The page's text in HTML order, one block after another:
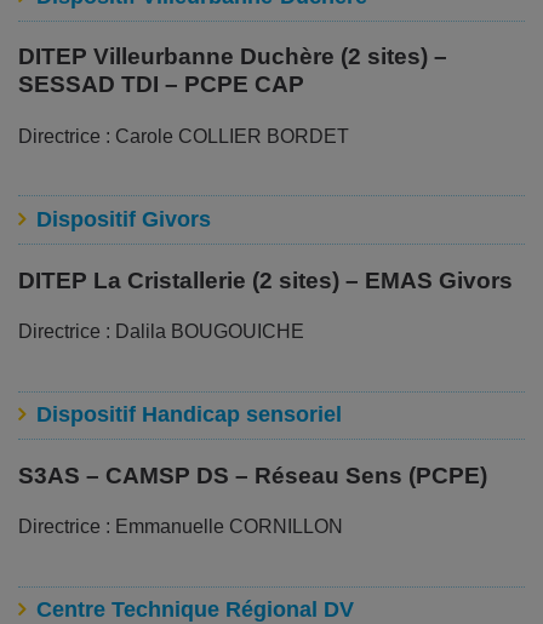
DITEP Villeurbanne Duchère (2 sites) –
SESSAD TDI – PCPE CAP
Directrice : Carole COLLIER BORDET
Dispositif Givors
DITEP La Cristallerie (2 sites) – EMAS Givors
Directrice : Dalila BOUGOUICHE
Dispositif Handicap sensoriel
S3AS – CAMSP DS – Réseau Sens (PCPE)
Directrice : Emmanuelle CORNILLON
Centre Technique Régional DV